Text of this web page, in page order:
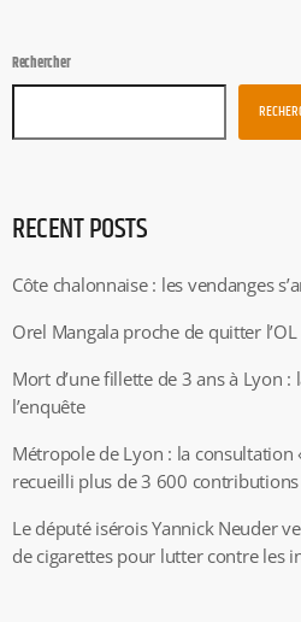
Rechercher
RECENT POSTS
Côte chalonnaise : les vendanges
Orel Mangala proche de quitter
Mort d’une fillette de 3 ans à Lyon
l’enquête
Métropole de Lyon : la consultation
recueilli plus de 3 600 contributions
Le député isérois Yannick Neuder
de cigarettes pour lutter contre les